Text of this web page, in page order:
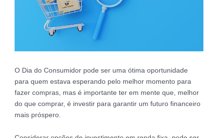
O Dia do Consumidor pode ser uma ótima oportunidade
para quem estava esperando pelo melhor momento para
fazer compras, mas é importante ter em mente que, melhor
do que comprar, é investir para garantir um futuro financeiro
mais próspero.